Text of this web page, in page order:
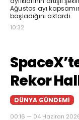
Ağustos ayı
başladığını aktardı.
10:32